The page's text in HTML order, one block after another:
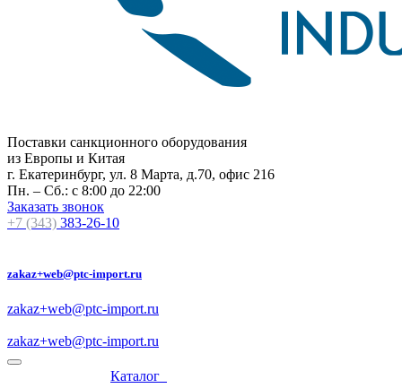
Поставки санкционного оборудования
из Европы и Китая
г. Екатеринбург, ул. 8 Марта, д.70, офис 216
Пн. – Сб.: с 8:00 до 22:00
Заказать звонок
+7 (343) 383-26-10
zakaz+web@ptc-import.ru
zakaz+web@ptc-import.ru
zakaz+web@ptc-import.ru
Каталог